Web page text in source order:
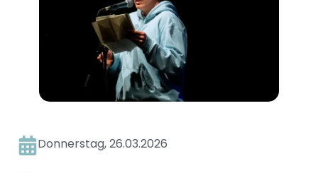
Donnerstag, 26.03.2026